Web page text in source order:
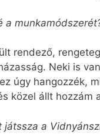
a
rendező,
Neki is
úgy hangozzék,
közel állt hozzám
játssza a